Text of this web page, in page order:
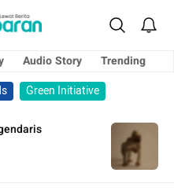
Audio Story
Trending
Green Initiative